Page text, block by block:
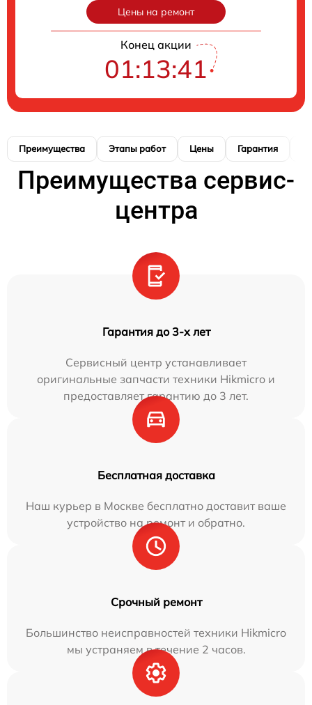
Цены на ремонт
Конец акции
01:13:40
Преимущества Этапы работ Цены Гарантия
Преимущества сервис-
центра
Гарантия до 3-х лет
Сервисный центр устанавливает
оригинальные запчасти техники Hikmicro и
предоставляет гарантию до 3 лет.
Бесплатная доставка
Наш курьер в Москве бесплатно доставит ваше
устройство на ремонт и обратно.
Срочный ремонт
Большинство неисправностей техники Hikmicro
мы устраняем в течение 2 часов.